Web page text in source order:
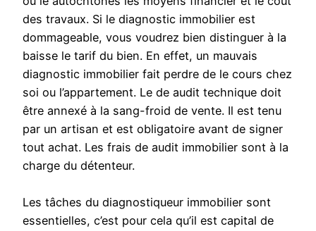
des travaux. Si le diagnostic immobilier est
dommageable, vous voudrez bien distinguer à la
baisse le tarif du bien. En effet, un mauvais
diagnostic immobilier fait perdre de le cours chez
soi ou l’appartement. Le de audit technique doit
être annexé à la sang-froid de vente. Il est tenu
par un artisan et est obligatoire avant de signer
tout achat. Les frais de audit immobilier sont à la
charge du détenteur.
Les tâches du diagnostiqueur immobilier sont
essentielles, c’est pour cela qu’il est capital de